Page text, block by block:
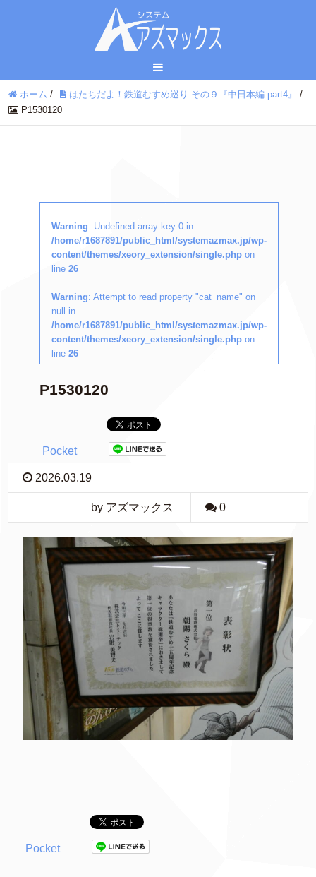
ホーム / はたちだよ！鉄道むすめ巡り その９『中日本編 part4』
/
P1530120
Warning: Undefined array key 0 in
/home/r1687891/public_html/systemazmax.jp/wp-
content/themes/xeory_extension/single.php on
line 26
Warning: Attempt to read property "cat_name" on
null in
/home/r1687891/public_html/systemazmax.jp/wp-
content/themes/xeory_extension/single.php on
line 26
P1530120
Pocket
2026.03.19
by アズマックス 0
Pocket